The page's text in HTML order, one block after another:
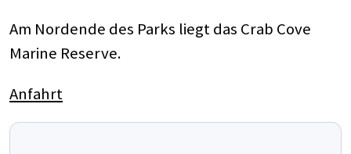
Am Nordende des Parks liegt das Crab Cove
Marine Reserve.
Anfahrt